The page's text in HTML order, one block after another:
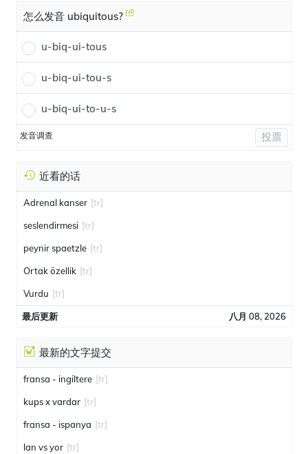
怎么发音 ubiquitous?
u-biq-ui-tous
u-biq-ui-tou-s
u-biq-ui-to-u-s
发音调查 投票
近看的话
Adrenal kanser [tr]
seslendirmesi [tr]
peynir spaetzle [tr]
Ortak özellik [tr]
Vurdu [tr]
最后更新 八月 08, 2026
最新的文字提交
fransa - ingiltere [tr]
kups x vardar [tr]
fransa - ispanya [tr]
lan vs yor [tr]